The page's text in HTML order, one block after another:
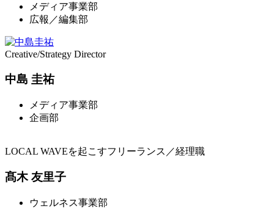
メディア事業部
広報／編集部
Creative/Strategy Director
中島 圭祐
メディア事業部
企画部
LOCAL WAVEを起こすフリーランス／経理職
髙木 友里子
ウェルネス事業部